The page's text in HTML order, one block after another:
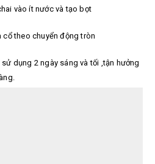
vào ít nước và tạo bọt
theo chuyển động tròn
dụng 2 ngày sáng và tối ,tận hưởng